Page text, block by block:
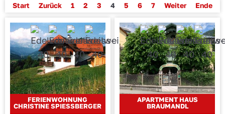
Start
Zurück 1 2 3 4 5 6 7 Weiter Ende
FERIENWOHNUNG
CHRISTINE SPIESSBERGER
APARTMENT HAUS
BRAUMANDL